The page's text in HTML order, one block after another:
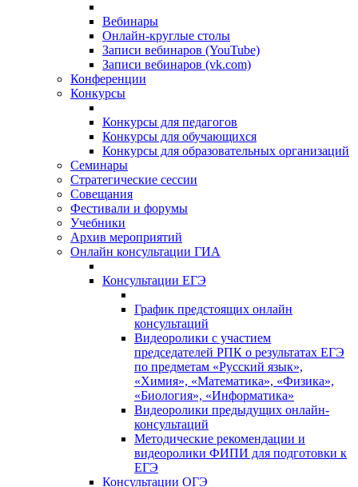
Вебинары
Онлайн-круглые столы
Записи вебинаров (YouTube)
Записи вебинаров (vk.com)
Конференции
Конкурсы
Конкурсы для педагогов
Конкурсы для обучающихся
Конкурсы для образовательных организаций
Семинары
Стратегические сессии
Совещания
Фестивали и форумы
Учебники
Архив мероприятий
Онлайн консультации ГИА
Консультации ЕГЭ
График предстоящих онлайн
консультаций
Видеоролики с участием
председателей РПК о результатах ЕГЭ
по предметам «Русский язык»,
«Химия», «Математика», «Физика»,
«Биология», «Информатика»
Видеоролики предыдущих онлайн-
консультаций
Методические рекомендации и
видеоролики ФИПИ для подготовки к
ЕГЭ
Консультации ОГЭ